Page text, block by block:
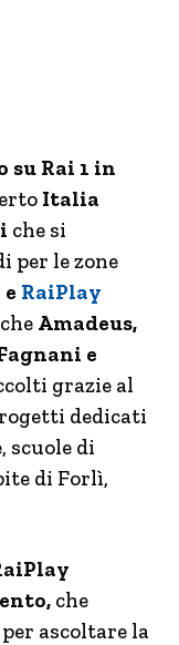
su Rai 1 in
Italia
che si
per le zone
e RaiPlay
Amadeus,
e
grazie al
dedicati
scuole di
di Forlì,
che
ascoltare la